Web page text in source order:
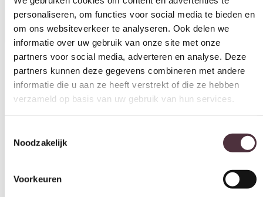
informatie over uw gebruik van onze site met onze
partners voor social media, adverteren en analyse. Deze
partners kunnen deze gegevens combineren met andere
informatie die u aan ze heeft verstrekt of die ze hebben
verzameld op basis van uw gebruik van hun services.
Toestemmingsselectie
Noodzakelijk
Voorkeuren
Statistieken
Artikelnummer
260105
Breedte (cm)
165 cm
16,5 cm
36 cm